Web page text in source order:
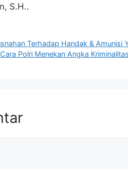
S.H..
Terhadap Handak & Amunisi
Polri Menekan Angka